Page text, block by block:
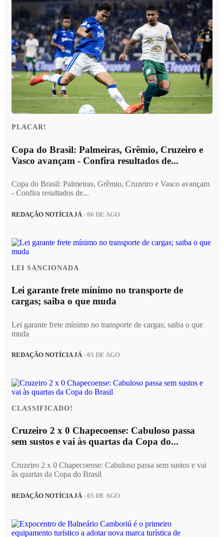
PLACAR!
Copa do Brasil: Palmeiras, Grêmio, Cruzeiro e
Vasco avançam - Confira resultados de...
Copa do Brasil: Palmeiras, Grêmio, Cruzeiro e Vasco avançam
- Confira resultados de...
REDAÇÃO NOTÍCIA JÁ- 06 DE AGO
LEI SANCIONADA
Lei garante frete mínimo no transporte de
cargas; saiba o que muda
Lei garante frete mínimo no transporte de cargas; saiba o que
muda
REDAÇÃO NOTÍCIA JÁ- 05 DE AGO
CLASSIFICADO!
Cruzeiro 2 x 0 Chapecoense: Cabuloso passa
sem sustos e vai às quartas da Copa do...
Cruzeiro 2 x 0 Chapecoense: Cabuloso passa sem sustos e vai
às quartas da Copa do Brasil
REDAÇÃO NOTÍCIA JÁ- 05 DE AGO